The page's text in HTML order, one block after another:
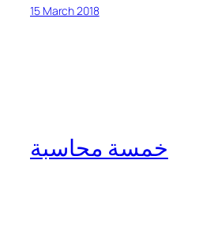
15 March 2018
خمسة محاسبة